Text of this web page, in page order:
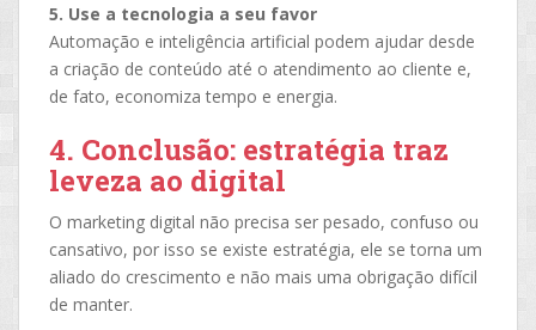
5. Use a tecnologia a seu favor
Automação e inteligência artificial podem ajudar desde
a criação de conteúdo até o atendimento ao cliente e,
de fato, economiza tempo e energia.
4. Conclusão: estratégia traz
leveza ao digital
O marketing digital não precisa ser pesado, confuso ou
cansativo, por isso se existe estratégia, ele se torna um
aliado do crescimento e não mais uma obrigação difícil
de manter.